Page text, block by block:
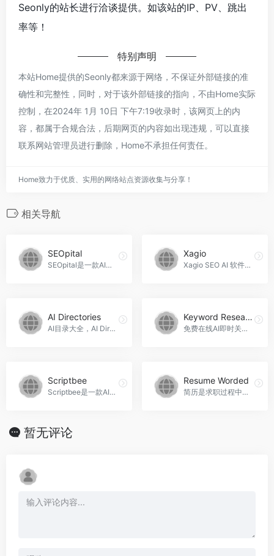
Seonly的站长进行洽谈提供。如该站的IP、PV、跳出
率等！
特别声明
本站Home提供的Seonly都来源于网络，不保证外部链接的准
确性和完整性，同时，对于该外部链接的指向，不由Home实际
控制，在2024年 1月 10日 下午7:19收录时，该网页上的内
容，都属于合规合法，后期网页的内容如出现违规，可以直接
联系网站管理员进行删除，Home不承担任何责任。
Home致力于优质、实用的网络站点资源收集与分享！
相关导航
SEOpital
SEOpital是一款AI写作工具，帮助您快速创建高质量的内容，提高网站流量和搜索引擎排名。无需编写代码，只需点击几下，即可编写在搜索引擎上排名靠前的SEO文章！，SEOpital官网入口网址
Xagio
Xagio SEO AI 软件提供直观插件和WordPress仪表板，为任何人（新手到专家）提供快速简单的优化。
AI Directories
AI目录大全，AI Directories官网入口网址
Keyword Research | Optimo
免费在线AI即时关键词研究工具，Keyword Research | Optimo官网入口网址
Scriptbee
Scriptbee是一款AI自动化SEO工具，连接Ahrefs和Semrush，帮助您扩展SEO，并提供AI概述和地理内容创建。
Resume Worded
简历是求职过程中不可或缺的一环，一份好的简历能让你在众多候选人中脱颖而出。而Resume Worded是一款专业的简历制作工具，可以帮助你打造一份精美的简历。接下来，本文将详细介绍如何使用Resume Worded打造一份成功的简历，Resume Worded官网入口网址
暂无评论